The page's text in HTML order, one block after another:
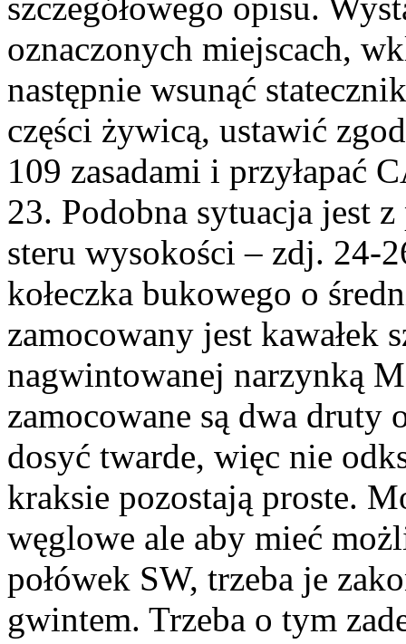
oznaczonych miejscach,
następnie wsunąć
części żywicą, ustawić
109 zasadami i przyłapać
23. Podobna sytuacja jest
steru wysokości – zdj. 24-
kołeczka bukowego o
zamocowany jest kawałek
nagwintowanej narzynką
zamocowane są dwa druty
dosyć twarde, więc nie
kraksie pozostają proste.
węglowe ale aby mieć
połówek SW, trzeba je
gwintem. Trzeba o tym